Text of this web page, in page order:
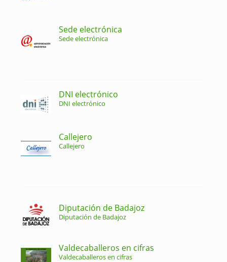
Sede electrónica
Sede electrónica
DNI electrónico
DNI electrónico
Callejero
Callejero
Diputación de Badajoz
Diputación de Badajoz
Valdecaballeros en cifras
Valdecaballeros en cifras